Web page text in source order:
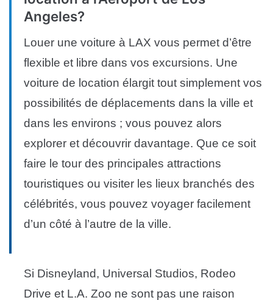
Angeles?
Louer une voiture à LAX vous permet d’être
flexible et libre dans vos excursions. Une
voiture de location élargit tout simplement vos
possibilités de déplacements dans la ville et
dans les environs ; vous pouvez alors
explorer et découvrir davantage. Que ce soit
faire le tour des principales attractions
touristiques ou visiter les lieux branchés des
célébrités, vous pouvez voyager facilement
d’un côté à l’autre de la ville.
Si Disneyland, Universal Studios, Rodeo
Drive et L.A. Zoo ne sont pas une raison